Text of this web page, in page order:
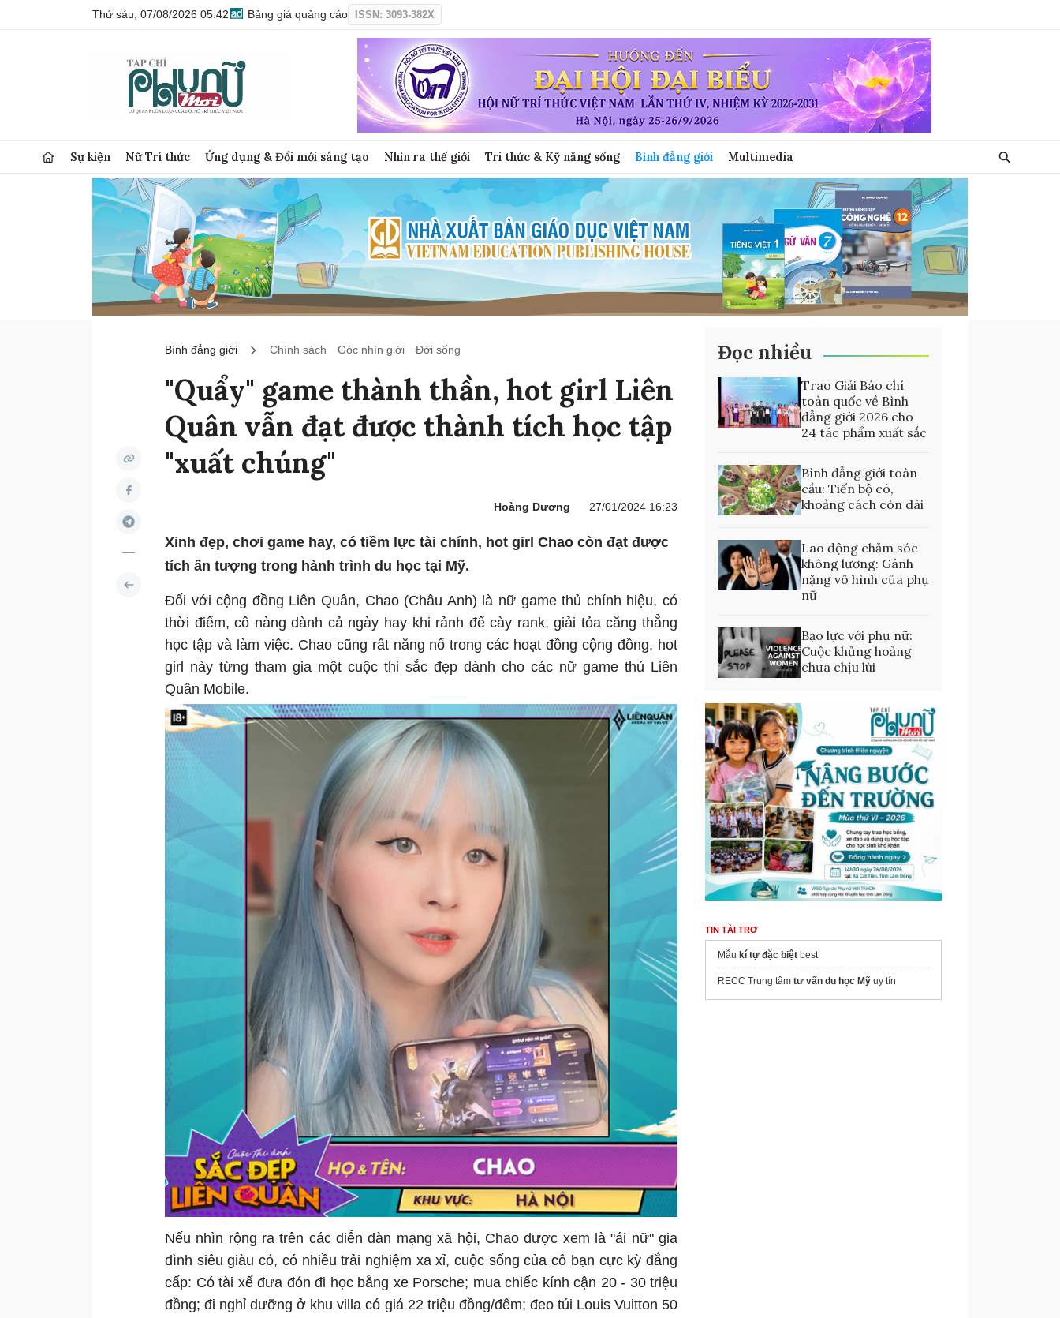
Thứ sáu, 07/08/2026 05:42 Bảng giá quảng cáo ISSN: 3093-382X
Sự kiện Nữ Trí thức Ứng dụng & Đổi mới sáng tạo Nhìn ra thế giới Tri thức & Kỹ năng sống Bình đẳng giới Multimedia
Bình đẳng giới Chính sách Góc nhìn giới Đời sống
"Quẩy" game thành thần, hot girl Liên
Quân vẫn đạt được thành tích học tập
"xuất chúng"
Hoàng Dương 27/01/2024 16:23
Xinh đẹp, chơi game hay, có tiềm lực tài chính, hot girl Chao còn đạt được
tích ấn tượng trong hành trình du học tại Mỹ.
Đối với cộng đồng Liên Quân, Chao (Châu Anh) là nữ game thủ chính hiệu, có
thời điểm, cô nàng dành cả ngày hay khi rảnh để cày rank, giải tỏa căng thẳng
học tập và làm việc. Chao cũng rất năng nổ trong các hoạt đồng cộng đồng, hot
girl này từng tham gia một cuộc thi sắc đẹp dành cho các nữ game thủ Liên
Quân Mobile.
Nếu nhìn rộng ra trên các diễn đàn mạng xã hội, Chao được xem là "ái nữ" gia
đình siêu giàu có, có nhiều trải nghiệm xa xỉ, cuộc sống của cô bạn cực kỳ đẳng
cấp: Có tài xế đưa đón đi học bằng xe Porsche; mua chiếc kính cận 20 - 30 triệu
đồng; đi nghỉ dưỡng ở khu villa có giá 22 triệu đồng/đêm; đeo túi Louis Vuitton 50
Đọc nhiều
Trao Giải Báo chí
toàn quốc về Bình
đẳng giới 2026 cho
24 tác phẩm xuất sắc
Bình đẳng giới toàn
cầu: Tiến bộ có,
khoảng cách còn dài
Lao động chăm sóc
không lương: Gánh
nặng vô hình của phụ
nữ
Bạo lực với phụ nữ:
Cuộc khủng hoảng
chưa chịu lùi
TIN TÀI TRỢ
Mẫu kí tự đặc biệt best
RECC Trung tâm tư vấn du học Mỹ uy tín